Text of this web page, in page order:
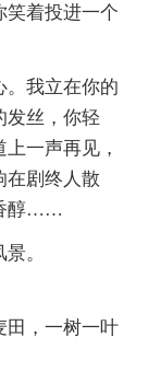
笑着投进一个
。我立在你的
发丝，你轻
一声再见，
在剧终人散
醇……
。
田，一树一叶